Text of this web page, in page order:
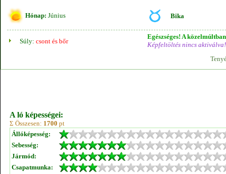
Hónap: Június Bika
Súly: csont és bőr
Egészséges! A
Képfeltöltés nincs aktiválva!
A ló képességei:
Σ Összesen: 1700 pt
Állóképesség:
Sebesség:
Jármód:
Csapatmunka: